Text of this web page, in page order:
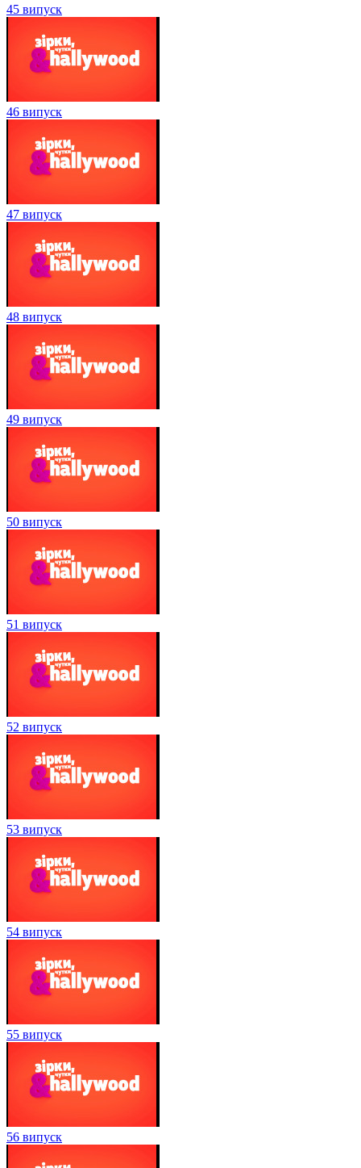
45 випуск
46 випуск
47 випуск
48 випуск
49 випуск
50 випуск
51 випуск
52 випуск
53 випуск
54 випуск
55 випуск
56 випуск